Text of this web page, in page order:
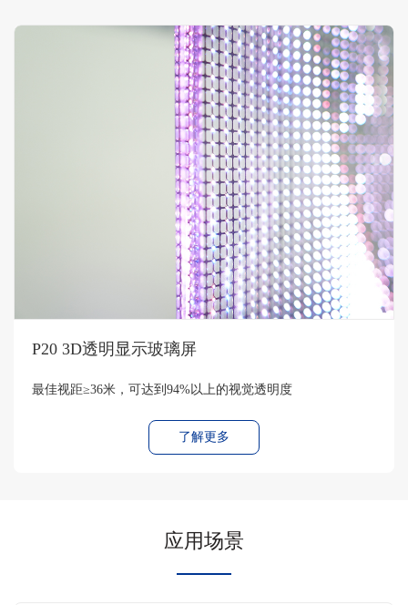
P20 3D透明显示玻璃屏
最佳视距≥36米，可达到94%以上的视觉透明度
了解更多
应用场景